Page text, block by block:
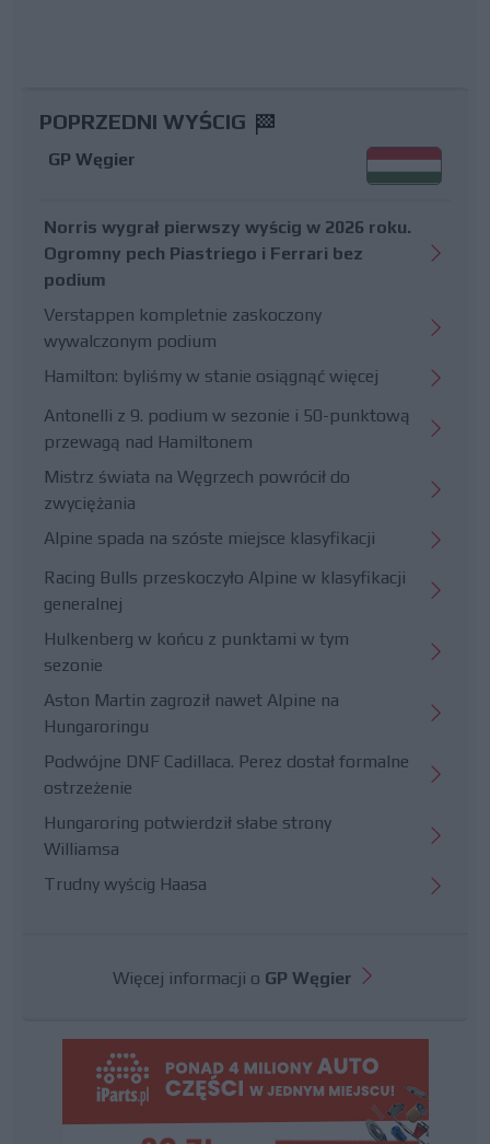
POPRZEDNI WYŚCIG
GP Węgier
Norris wygrał pierwszy wyścig w 2026 roku.
Ogromny pech Piastriego i Ferrari bez
podium
Verstappen kompletnie zaskoczony
wywalczonym podium
Hamilton: byliśmy w stanie osiągnąć więcej
Antonelli z 9. podium w sezonie i 50-punktową
przewagą nad Hamiltonem
Mistrz świata na Węgrzech powrócił do
zwyciężania
Alpine spada na szóste miejsce klasyfikacji
Racing Bulls przeskoczyło Alpine w klasyfikacji
generalnej
Hulkenberg w końcu z punktami w tym
sezonie
Aston Martin zagroził nawet Alpine na
Hungaroringu
Podwójne DNF Cadillaca. Perez dostał formalne
ostrzeżenie
Hungaroring potwierdził słabe strony
Williamsa
Trudny wyścig Haasa
Więcej informacji o GP Węgier